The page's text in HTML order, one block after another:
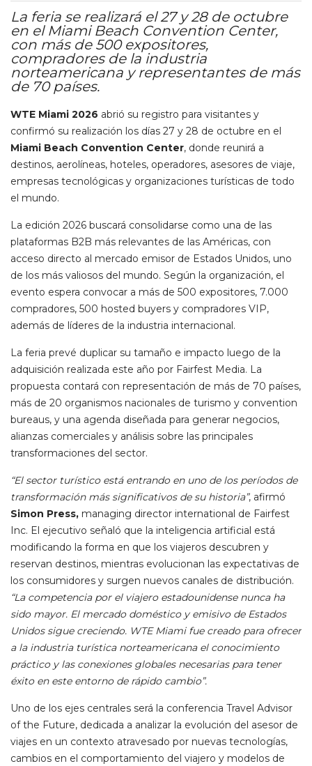
La feria se realizará el 27 y 28 de octubre
en el Miami Beach Convention Center,
con más de 500 expositores,
compradores de la industria
norteamericana y representantes de más
de 70 países.
WTE Miami 2026 abrió su registro para visitantes y
confirmó su realización los días 27 y 28 de octubre en el
Miami Beach Convention Center, donde reunirá a
destinos, aerolíneas, hoteles, operadores, asesores de viaje,
empresas tecnológicas y organizaciones turísticas de todo
el mundo.
La edición 2026 buscará consolidarse como una de las
plataformas B2B más relevantes de las Américas, con
acceso directo al mercado emisor de Estados Unidos, uno
de los más valiosos del mundo. Según la organización, el
evento espera convocar a más de 500 expositores, 7.000
compradores, 500 hosted buyers y compradores VIP,
además de líderes de la industria internacional.
La feria prevé duplicar su tamaño e impacto luego de la
adquisición realizada este año por Fairfest Media. La
propuesta contará con representación de más de 70 países,
más de 20 organismos nacionales de turismo y convention
bureaus, y una agenda diseñada para generar negocios,
alianzas comerciales y análisis sobre las principales
transformaciones del sector.
“El sector turístico está entrando en uno de los períodos de
transformación más significativos de su historia”, afirmó
Simon Press, managing director international de Fairfest
Inc. El ejecutivo señaló que la inteligencia artificial está
modificando la forma en que los viajeros descubren y
reservan destinos, mientras evolucionan las expectativas de
los consumidores y surgen nuevos canales de distribución.
“La competencia por el viajero estadounidense nunca ha
sido mayor. El mercado doméstico y emisivo de Estados
Unidos sigue creciendo. WTE Miami fue creado para ofrecer
a la industria turística norteamericana el conocimiento
práctico y las conexiones globales necesarias para tener
éxito en este entorno de rápido cambio”.
Uno de los ejes centrales será la conferencia Travel Advisor
of the Future, dedicada a analizar la evolución del asesor de
viajes en un contexto atravesado por nuevas tecnologías,
cambios en el comportamiento del viajero y modelos de